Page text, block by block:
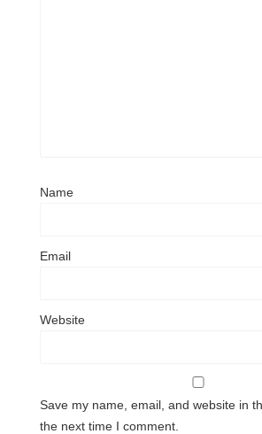
Name
Email
Website
Save my name, email, and website in
the next time I comment.